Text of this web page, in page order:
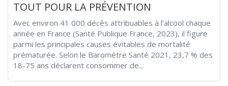
TOUT POUR LA PRÉVENTION
Avec environ 41 000 décès attribuables à l’alcool chaque
année en France (Santé Publique France, 2023), il figure
parmi les principales causes évitables de mortalité
prématurée. Selon le Baromètre Santé 2021, 23,7 % des
18-75 ans déclarent consommer de...